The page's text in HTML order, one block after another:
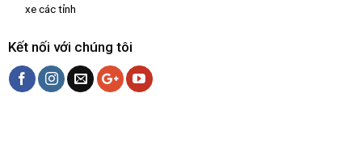
xe các tỉnh
Kết nối với chúng tôi